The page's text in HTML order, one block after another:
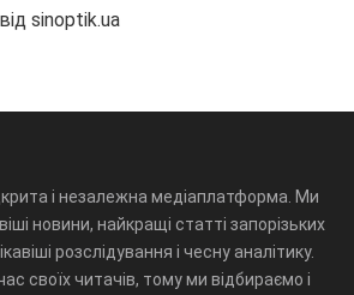
sinoptik.ua
і незалежна медіаплатформа. Ми
новини, найкращі статті запорізьких
розслідування і чесну аналітику.
своїх читачів, тому ми відбираємо і